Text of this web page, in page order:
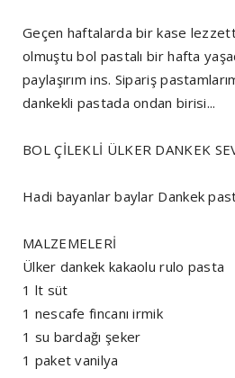
Geçen haftalarda bir kase
olmuştu bol pastalı bir hafta
paylaşırım ins. Sipariş
dankekli pastada ondan birisi...
BOL ÇİLEKLİ ÜLKER DANKEK
Hadi bayanlar baylar Dankek
MALZEMELERİ
Ülker dankek kakaolu rulo pasta
1 lt süt
1 nescafe fincanı irmik
1 su bardağı şeker
1 paket vanilya